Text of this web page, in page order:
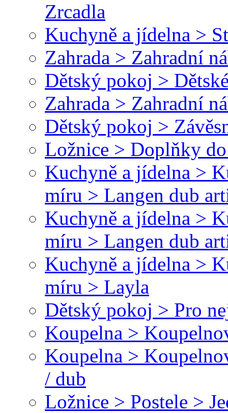
Zrcadla
Kuchyně a jídelna >
Zahrada > Zahradní
Dětský pokoj >
Zahrada > Zahradní
Dětský pokoj >
Ložnice > Doplňky
Kuchyně a jídelna >
míru > Langen dub
Kuchyně a jídelna >
míru > Langen dub
Kuchyně a jídelna >
míru > Layla
Dětský pokoj > Pro
Koupelna >
Koupelna >
/ dub
Ložnice > Postele >